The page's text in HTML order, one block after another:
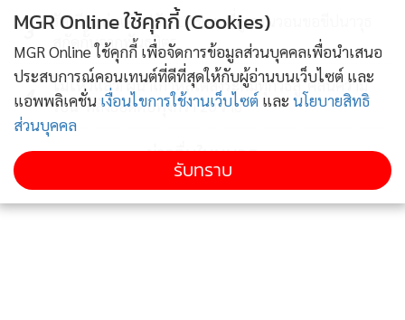
3
รัสเซียถล่มเคียฟดับ 17 ขณะที่ยูเครนวอนขอขีปนาวุธ
สกัดกั้นจากพันธมิตร
4
ไม่ไหวแล้ว! ผู้นำเกาหลีใต้สั่งระดมทุกวิธีสู้ 'คลื่นความ
ร้อน' หลังยอดดับพุ่งกว่า 20 ราย
ข่าวอื่นในหมวด
MGR Online ใช้คุกกี้ (Cookies)
MGR Online ใช้คุกกี้ เพื่อจัดการข้อมูลส่วนบุคคลเพื่อนำเสนอ
ประสบการณ์คอนเทนต์ที่ดีที่สุดให้กับผู้อ่านบนเว็บไซต์ และ
แอพพลิเคชั่น เงื่อนไขการใช้งานเว็บไซต์ และ นโยบายสิทธิ
ส่วนบุคคล
รับทราบ